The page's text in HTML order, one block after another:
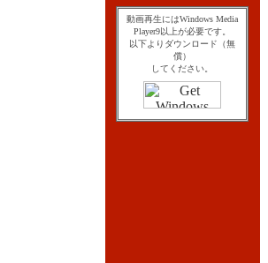
動画再生にはWindows Media
Player9以上が必要です。
以下よりダウンロード（無
償）
してください。